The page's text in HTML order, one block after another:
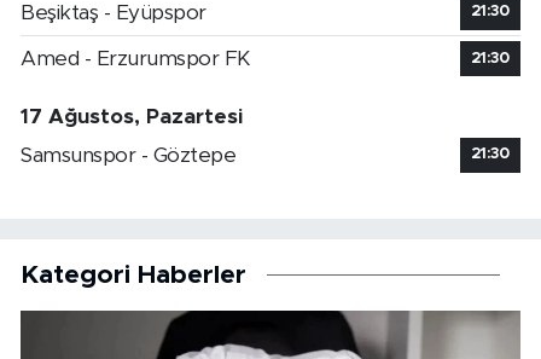
Beşiktaş - Eyüpspor 21:30
Amed - Erzurumspor FK 21:30
17 Ağustos, Pazartesi
Samsunspor - Göztepe
21:30
Kategori Haberler